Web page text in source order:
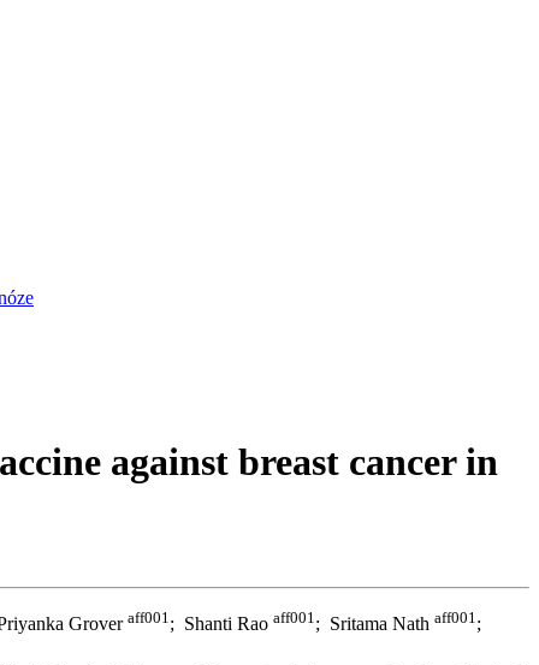
against breast cancer in
Groveraff001 ; Shanti Rao aff001 ; Sritama Nath aff001 ;